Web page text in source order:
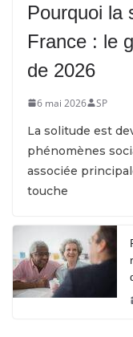
Pourquoi la
France : le
de 2026
6 mai 2026 SP
La solitude est
phénomènes
associée
touche